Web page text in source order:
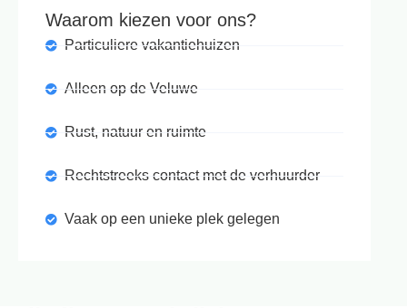
Waarom kiezen voor ons?
Particuliere vakantiehuizen
Alleen op de Veluwe
Rust, natuur en ruimte
Rechtstreeks contact met de verhuurder
Vaak op een unieke plek gelegen